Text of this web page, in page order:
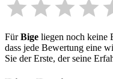
FürBige liegen noch keine
dass jede Bewertung eine
Sie der Erste, der seine